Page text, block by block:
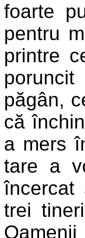
foarte
pentru
printre
păgân,
că
a mers
tare a
încercat
trei